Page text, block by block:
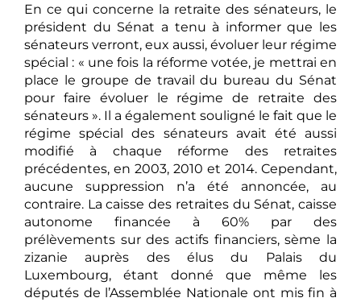
En ce qui concerne la retraite des sénateurs, le
président du Sénat a tenu à informer que les
sénateurs verront, eux aussi, évoluer leur régime
spécial : « une fois la réforme votée, je mettrai en
place le groupe de travail du bureau du Sénat
pour faire évoluer le régime de retraite des
sénateurs ». Il a également souligné le fait que le
régime spécial des sénateurs avait été aussi
modifié à chaque réforme des retraites
précédentes, en 2003, 2010 et 2014. Cependant,
aucune suppression n’a été annoncée, au
contraire. La caisse des retraites du Sénat, caisse
autonome financée à 60% par des
prélèvements sur des actifs financiers, sème la
zizanie auprès des élus du Palais du
Luxembourg, étant donné que même les
députés de l’Assemblée Nationale ont mis fin à